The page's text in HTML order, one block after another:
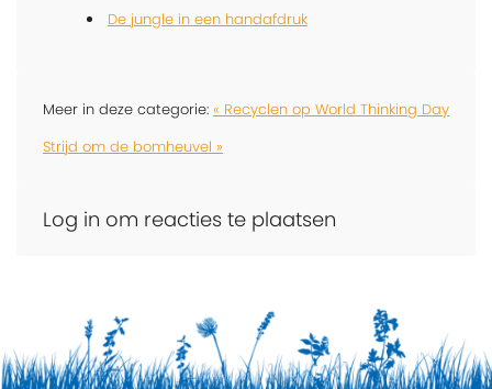
De jungle in een handafdruk
Meer in deze categorie: « Recyclen op World Thinking Day
Strijd om de bomheuvel »
Log in om reacties te plaatsen